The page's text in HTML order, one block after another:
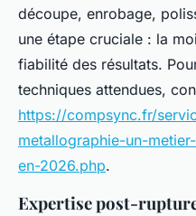
découpe, enrobage,
une étape cruciale : la
fiabilité des résultats.
techniques attendues,
https://compsync.fr/
metallographie-un-
en-2026.php.
Expertise post-